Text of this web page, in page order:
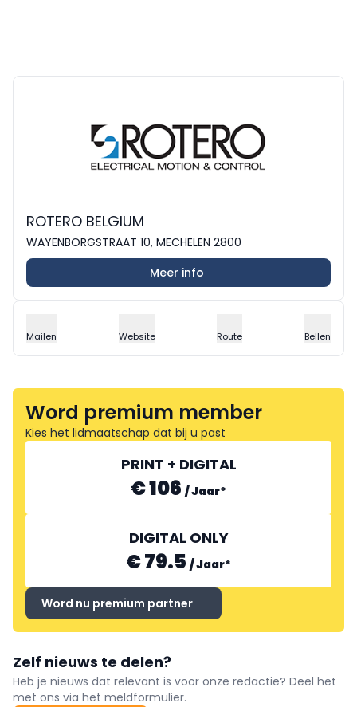
ROTERO BELGIUM
WAYENBORGSTRAAT 10, MECHELEN 2800
Meer info
Mailen Website Route Bellen
Word premium member
Kies het lidmaatschap dat bij u past
PRINT + DIGITAL
€ 106 /Jaar*
DIGITAL ONLY
€ 79.5 /Jaar*
Word nu premium partner
Zelf nieuws te delen?
Heb je nieuws dat relevant is voor onze redactie? Deel het
met ons via het meldformulier.